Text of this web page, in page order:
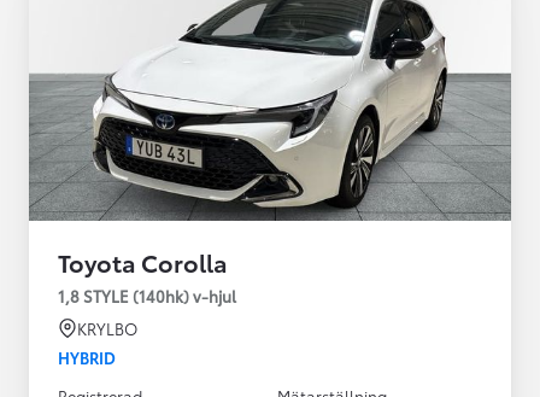
Toyota Corolla
1,8 STYLE (140hk) v-hjul
KRYLBO
HYBRID